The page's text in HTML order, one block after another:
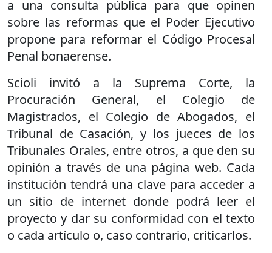
a una consulta pública para que opinen
sobre las reformas que el Poder Ejecutivo
propone para reformar el Código Procesal
Penal bonaerense.
Scioli invitó a la Suprema Corte, la
Procuración General, el Colegio de
Magistrados, el Colegio de Abogados, el
Tribunal de Casación, y los jueces de los
Tribunales Orales, entre otros, a que den su
opinión a través de una página web. Cada
institución tendrá una clave para acceder a
un sitio de internet donde podrá leer el
proyecto y dar su conformidad con el texto
o cada artículo o, caso contrario, criticarlos.